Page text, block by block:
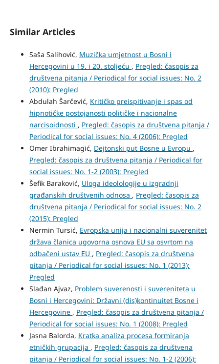
Similar Articles
Saša Salihović, Muzička umjetnost u Bosni i
Hercegovini u 19. i 20. stoljeću , Pregled: časopis za
društvena pitanja / Periodical for social issues: No. 2
(2010): Pregled
Abdulah Šarčević, Kritičko preispitivanje i spas od
hipnotičke postojanosti političke i nacionalne
narcisoidnosti , Pregled: časopis za društvena pitanja /
Periodical for social issues: No. 4 (2006): Pregled
Omer Ibrahimagić, Dejtonski put Bosne u Evropu ,
Pregled: časopis za društvena pitanja / Periodical for
social issues: No. 1-2 (2003): Pregled
Šefik Baraković, Uloga ideolologije u izgradnji
građanskih društvenih odnosa , Pregled: časopis za
društvena pitanja / Periodical for social issues: No. 2
(2015): Pregled
Nermin Tursić, Evropska unija i nacionalni suverenitet
država članica ugovorna osnova EU sa osvrtom na
odbačeni ustav EU , Pregled: časopis za društvena
pitanja / Periodical for social issues: No. 1 (2013):
Pregled
Slađan Ajvaz, Problem suverenosti i suvereniteta u
Bosni i Hercegovini: Državni (dis)kontinuitet Bosne i
Hercegovine , Pregled: časopis za društvena pitanja /
Periodical for social issues: No. 1 (2008): Pregled
Jasna Balorda, Kratka analiza procesa formiranja
etničkih grupacija , Pregled: časopis za društvena
pitanja / Periodical for social issues: No. 1-2 (2006):